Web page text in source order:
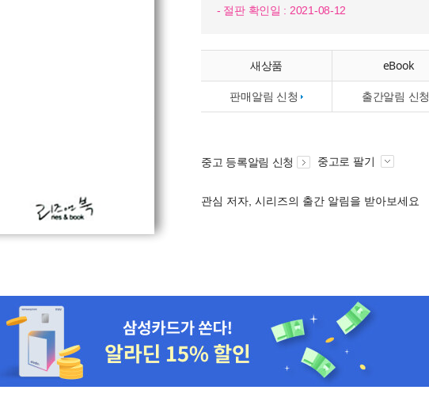
- 절판 확인일 : 2021-08-12
새상품 eBook
판매알림 신청 출간알림 신청
중고 등록알림 신청 중고로 팔기
관심 저자, 시리즈의 출간 알림을 받아보세요